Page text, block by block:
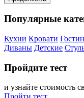
Популярные
Кухни Кровати
Диваны Детские
Пройдите тест
и узнайте стоимость